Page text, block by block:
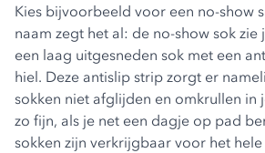
Kies bijvoorbeeld voor een no-show
naam zegt het al: de no-show sok zie
een laag uitgesneden sok met een
hiel. Deze antislip strip zorgt er
sokken niet afglijden en omkrullen in
zo fijn, als je net een dagje op pad
sokken zijn verkrijgbaar voor het